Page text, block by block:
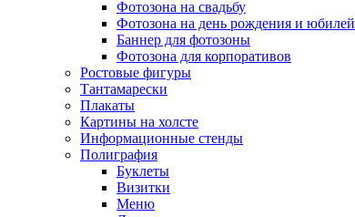
Фотозона на свадьбу
Фотозона на день рождения и юбилей
Баннер для фотозоны
Фотозона для корпоративов
Ростовые фигуры
Тантамарески
Плакаты
Картины на холсте
Информационные стенды
Полиграфия
Буклеты
Визитки
Меню